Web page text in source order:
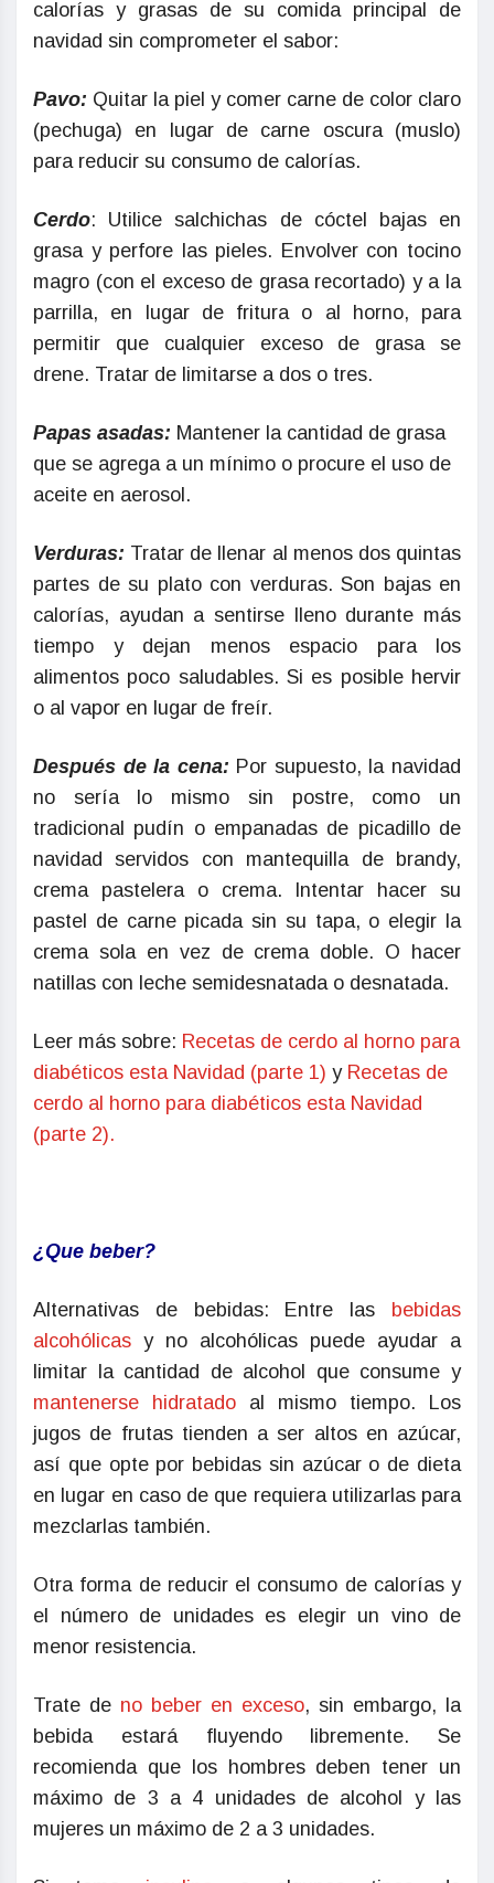
calorías y grasas de su comida principal de
navidad sin comprometer el sabor:
Pavo: Quitar la piel y comer carne de color claro
(pechuga) en lugar de carne oscura (muslo)
para reducir su consumo de calorías.
Cerdo: Utilice salchichas de cóctel bajas en
grasa y perfore las pieles. Envolver con tocino
magro (con el exceso de grasa recortado) y a la
parrilla, en lugar de fritura o al horno, para
permitir que cualquier exceso de grasa se
drene. Tratar de limitarse a dos o tres.
Papas asadas: Mantener la cantidad de grasa
que se agrega a un mínimo o procure el uso de
aceite en aerosol.
Verduras: Tratar de llenar al menos dos quintas
partes de su plato con verduras. Son bajas en
calorías, ayudan a sentirse lleno durante más
tiempo y dejan menos espacio para los
alimentos poco saludables. Si es posible hervir
o al vapor en lugar de freír.
Después de la cena: Por supuesto, la navidad
no sería lo mismo sin postre, como un
tradicional pudín o empanadas de picadillo de
navidad servidos con mantequilla de brandy,
crema pastelera o crema. Intentar hacer su
pastel de carne picada sin su tapa, o elegir la
crema sola en vez de crema doble. O hacer
natillas con leche semidesnatada o desnatada.
Leer más sobre: Recetas de cerdo al horno para
diabéticos esta Navidad (parte 1) y Recetas de
cerdo al horno para diabéticos esta Navidad
(parte 2).
¿Que beber?
Alternativas de bebidas: Entre las bebidas
alcohólicas y no alcohólicas puede ayudar a
limitar la cantidad de alcohol que consume y
mantenerse hidratado al mismo tiempo. Los
jugos de frutas tienden a ser altos en azúcar,
así que opte por bebidas sin azúcar o de dieta
en lugar en caso de que requiera utilizarlas para
mezclarlas también.
Otra forma de reducir el consumo de calorías y
el número de unidades es elegir un vino de
menor resistencia.
Trate de no beber en exceso, sin embargo, la
bebida estará fluyendo libremente. Se
recomienda que los hombres deben tener un
máximo de 3 a 4 unidades de alcohol y las
mujeres un máximo de 2 a 3 unidades.